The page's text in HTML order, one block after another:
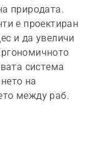
триони
Бил
Райли и
неговите
колеги
по-
природата.
е проектиран
и да увеличи
система
на
между раб.